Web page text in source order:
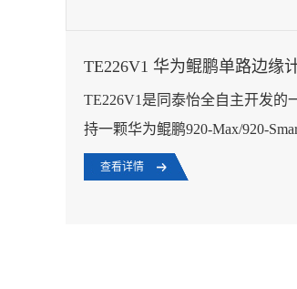
TE226V1 华为鲲鹏单路边缘
TE226V1是同泰怡全自主开发的
持一颗华为鲲鹏920-Max/920-
查看详情